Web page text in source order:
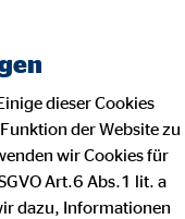
dieser Cookies
der Website zu
wir Cookies für
Art.6 Abs.1 lit. a
dazu, Informationen